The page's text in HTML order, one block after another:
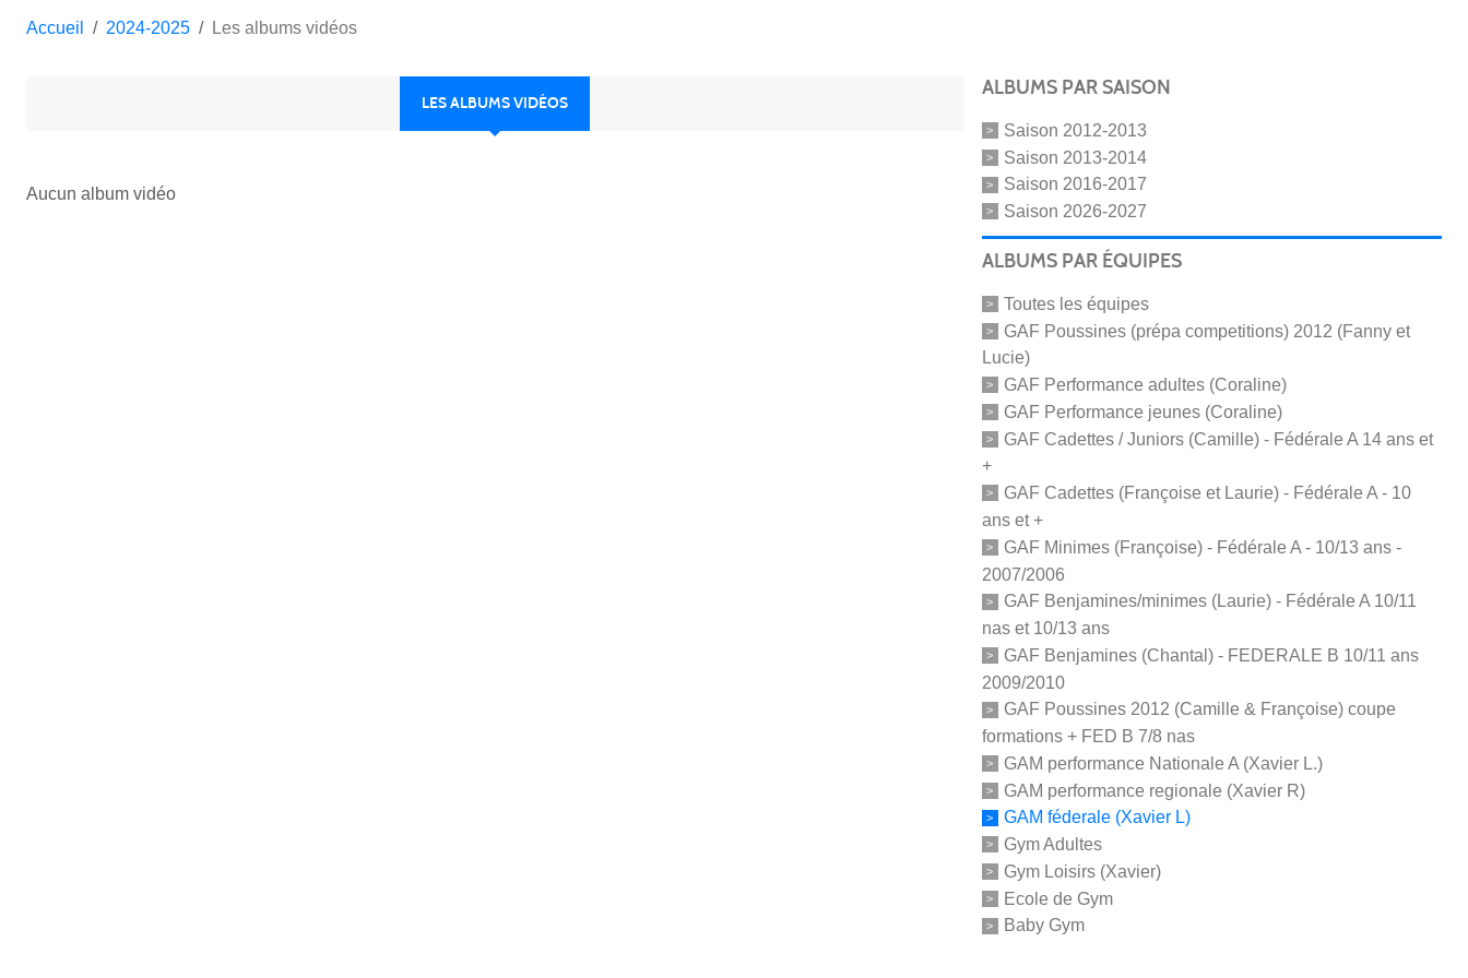
Accueil 2024-2025 Les albums vidéos
LES ALBUMS VIDÉOS
Aucun album vidéo
ALBUMS PAR SAISON
Saison 2012-2013
Saison 2013-2014
Saison 2016-2017
Saison 2026-2027
ALBUMS PAR ÉQUIPES
Toutes les équipes
GAF Poussines (prépa competitions) 2012 (Fanny et
Lucie)
GAF Performance adultes (Coraline)
GAF Performance jeunes (Coraline)
GAF Cadettes / Juniors (Camille) - Fédérale A 14 ans et
+
GAF Cadettes (Françoise et Laurie) - Fédérale A - 10
ans et +
GAF Minimes (Françoise) - Fédérale A - 10/13 ans -
2007/2006
GAF Benjamines/minimes (Laurie) - Fédérale A 10/11
nas et 10/13 ans
GAF Benjamines (Chantal) - FEDERALE B 10/11 ans
2009/2010
GAF Poussines 2012 (Camille & Françoise) coupe
formations + FED B 7/8 nas
GAM performance Nationale A (Xavier L.)
GAM performance regionale (Xavier R)
GAM féderale (Xavier L)
Gym Adultes
Gym Loisirs (Xavier)
Ecole de Gym
Baby Gym